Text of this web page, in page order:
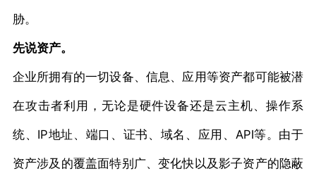
胁。
先说资产。
企业所拥有的一切设备、信息、应用等资产都可能被潜
在攻击者利用，无论是硬件设备还是云主机、操作系
统、IP地址、端口、证书、域名、应用、API等。由于
资产涉及的覆盖面特别广、变化快以及影子资产的隐蔽